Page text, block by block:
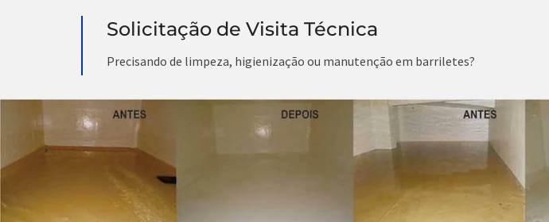
Solicitação de Visita Técnica
Precisando de limpeza, higienização ou manutenção em barriletes?